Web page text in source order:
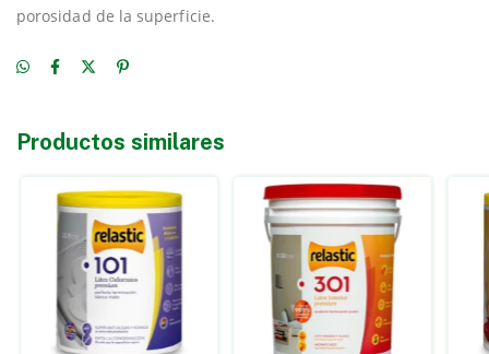
porosidad de la superficie.
Productos similares